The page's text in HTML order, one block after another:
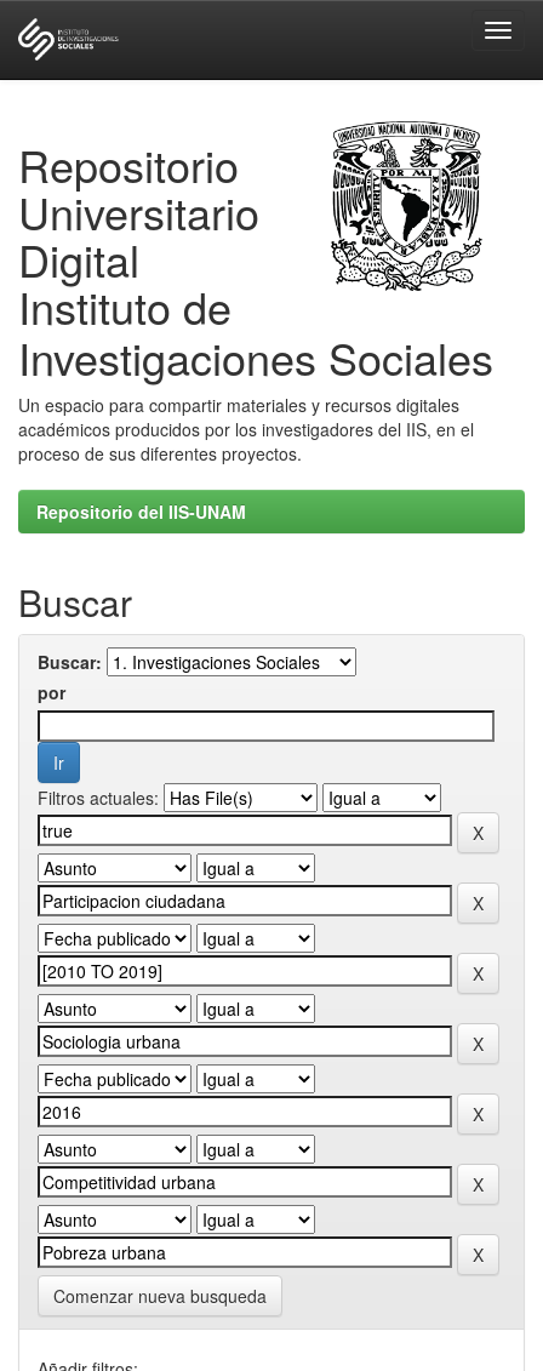
Repositorio
Universitario
Digital
Instituto de
Investigaciones Sociales
Un espacio para compartir materiales y recursos digitales
académicos producidos por los investigadores del IIS, en el
proceso de sus diferentes proyectos.
Repositorio del IIS-UNAM
Buscar
Buscar:
por
Filtros actuales:
Comenzar nueva busqueda